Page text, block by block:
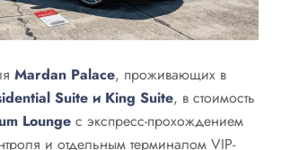
Mardan Palace, проживающих в
Suite и King Suite, в стоимость
Lounge с экспресс-прохождением
и отдельным терминалом VIP-